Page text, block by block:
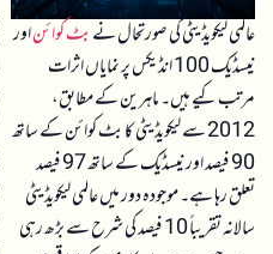
عالمی لیکویڈیٹی کی صورتحال نےبٹ کوائناور
نیسڈیک 100 انڈیکس پر نمایاں اثرات
مرتب کیے ہیں۔ ماہرین کے مطابق،
2012 سے لیکویڈیٹی کا بٹ کوائن کے ساتھ
90 فیصد اور نیسڈیک کے ساتھ 97 فیصد
تعلق رہا ہے۔ موجودہ دور میں عالمی لیکویڈیٹی
سالانہ تقریباً 10 فیصد کی شرح سے بڑھ رہی